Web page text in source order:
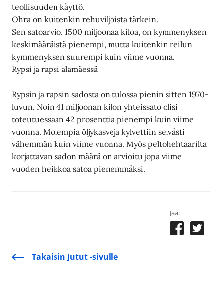
teollisuuden käyttö.
Ohra on kuitenkin rehuviljoista tärkein.
Sen satoarvio, 1500 miljoonaa kiloa, on kymmenyksen
keskimääräistä pienempi, mutta kuitenkin reilun
kymmenyksen suurempi kuin viime vuonna.
Rypsi ja rapsi alamäessä
Rypsin ja rapsin sadosta on tulossa pienin sitten 1970-
luvun. Noin 41 miljoonan kilon yhteissato olisi
toteutuessaan 42 prosenttia pienempi kuin viime
vuonna. Molempia öljykasveja kylvettiin selvästi
vähemmän kuin viime vuonna. Myös peltohehtaarilta
korjattavan sadon määrä on arvioitu jopa viime
vuoden heikkoa satoa pienemmäksi.
Jaa:
Takaisin Jutut -sivulle